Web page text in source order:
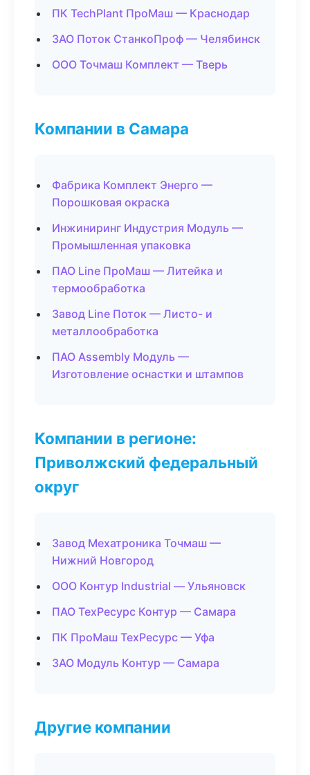
ПК TechPlant ПроМаш — Краснодар
ЗАО Поток СтанкоПроф — Челябинск
ООО Точмаш Комплект — Тверь
Компании в Самара
Фабрика Комплект Энерго —
Порошковая окраска
Инжиниринг Индустрия Модуль —
Промышленная упаковка
ПАО Line ПроМаш — Литейка и
термообработка
Завод Line Поток — Листо- и
металлообработка
ПАО Assembly Модуль —
Изготовление оснастки и штампов
Компании в регионе:
Приволжский федеральный
округ
Завод Мехатроника Точмаш —
Нижний Новгород
ООО Контур Industrial — Ульяновск
ПАО ТехРесурс Контур — Самара
ПК ПроМаш ТехРесурс — Уфа
ЗАО Модуль Контур — Самара
Другие компании